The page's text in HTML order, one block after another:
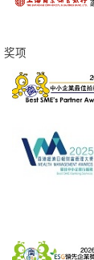
奖项